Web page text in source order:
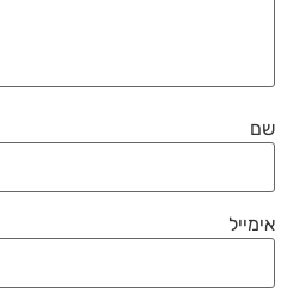
שם
אימייל